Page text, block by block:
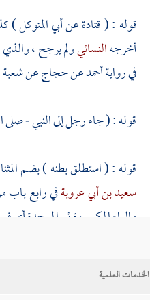
قوله : (قتادةعنأبي المتوكل)
أخرجهالنسائيولم يرجح ،
في روايةأحمدعنحجاجعنشعبة
قوله : ( جاء رجل إلى النبي -
قوله : ( استطلق بطنه ) بضم
سعيد بن أبي عروبةفي رابع
والراء المكسورة ثم الموحدة أي
قوله : ( فقال اسقه عسلا ) وعند
الخدمات العلمية